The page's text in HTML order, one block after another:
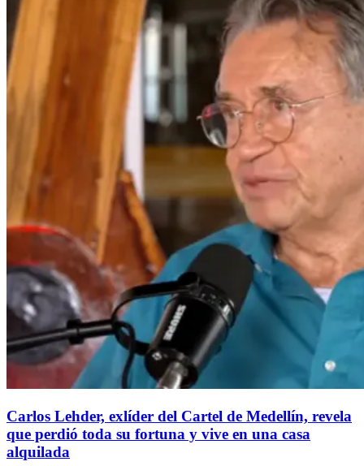
Carlos Lehder, exlíder del Cartel de Medellín, revela
que perdió toda su fortuna y vive en una casa
alquilada